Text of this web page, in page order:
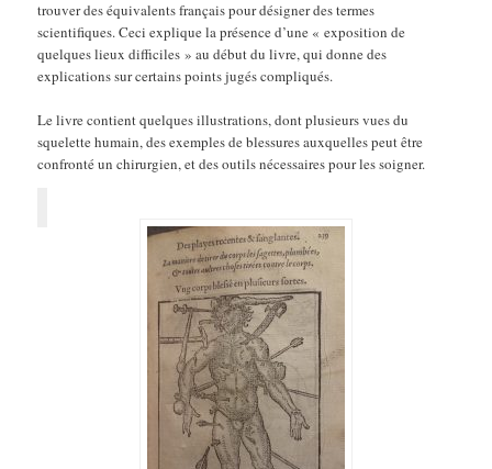
trouver des équivalents français pour désigner des termes
scientifiques. Ceci explique la présence d’une « exposition de
quelques lieux difficiles » au début du livre, qui donne des
explications sur certains points jugés compliqués.
Le livre contient quelques illustrations, dont plusieurs vues du
squelette humain, des exemples de blessures auxquelles peut être
confronté un chirurgien, et des outils nécessaires pour les soigner.